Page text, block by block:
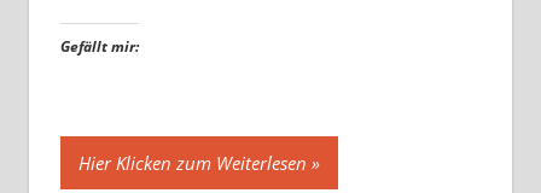
Gefällt mir:
Hier Klicken zum Weiterlesen